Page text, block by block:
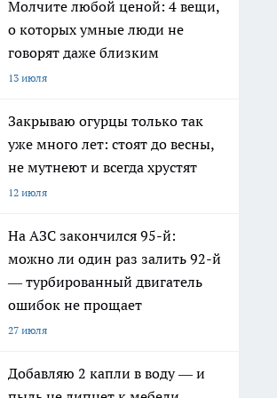
Молчите любой ценой: 4 вещи,
о которых умные люди не
говорят даже близким
13 июля
Закрываю огурцы только так
уже много лет: стоят до весны,
не мутнеют и всегда хрустят
12 июля
На АЗС закончился 95-й:
можно ли один раз залить 92-й
— турбированный двигатель
ошибок не прощает
27 июля
Добавляю 2 капли в воду — и